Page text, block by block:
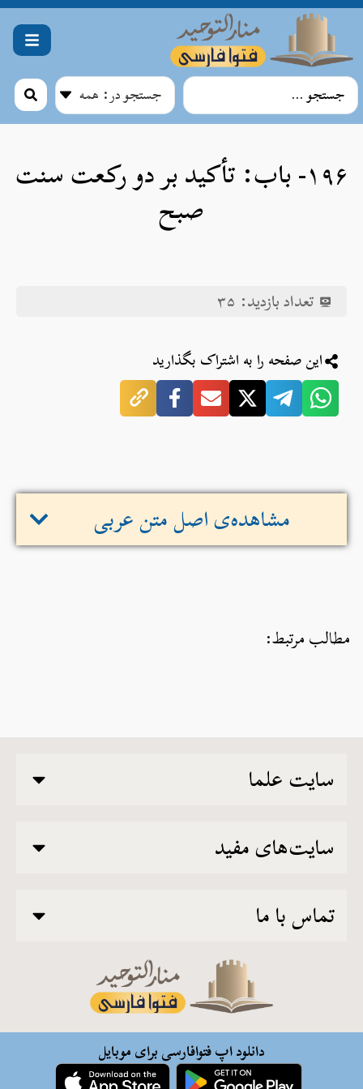
۱۹۶- باب: تأکید بر دو رکعت سنت
صبح
تعداد بازدید: ۳۵
این صفحه را به اشتراک بگذارید
مشاهده‌ی اصل متن عربی
مطالب مرتبط:
سایت علما
سایت‌های مفید
تماس با ما
دانلود اپ فتوافارسی برای موبایل